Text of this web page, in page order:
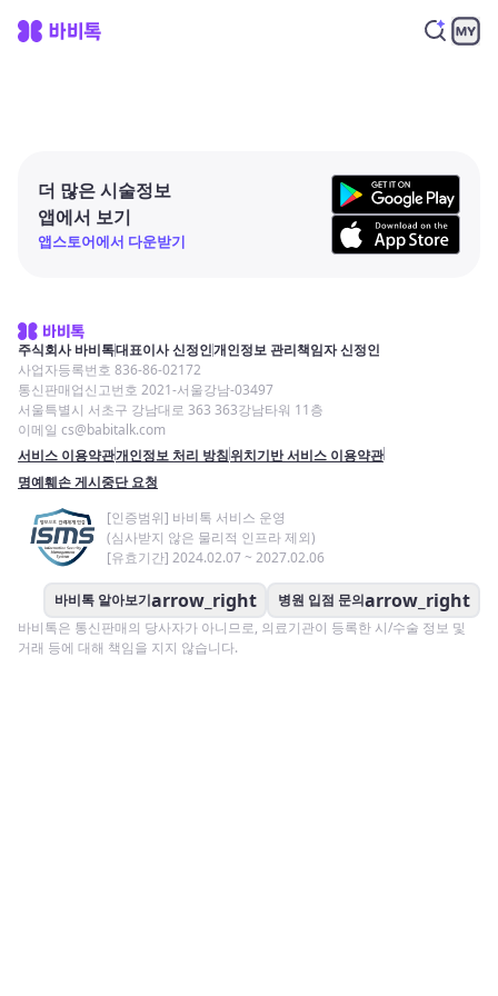
더 많은 시술정보
앱에서 보기
앱스토어에서 다운받기
주식회사 바비톡대표이사 신정인개인정보 관리책임자 신정인
사업자등록번호 836-86-02172
통신판매업신고번호 2021-서울강남-03497
서울특별시 서초구 강남대로 363 363강남타워 11층
이메일 cs@babitalk.com
서비스 이용약관개인정보 처리 방침위치기반 서비스 이용약관
명예훼손 게시중단 요청
[인증범위] 바비톡 서비스 운영
(심사받지 않은 물리적 인프라 제외)
[유효기간] 2024.02.07 ~ 2027.02.06
바비톡 알아보기arrow_right 병원 입점 문의arrow_right
바비톡은 통신판매의 당사자가 아니므로, 의료기관이 등록한 시/수술 정보 및
거래 등에 대해 책임을 지지 않습니다.